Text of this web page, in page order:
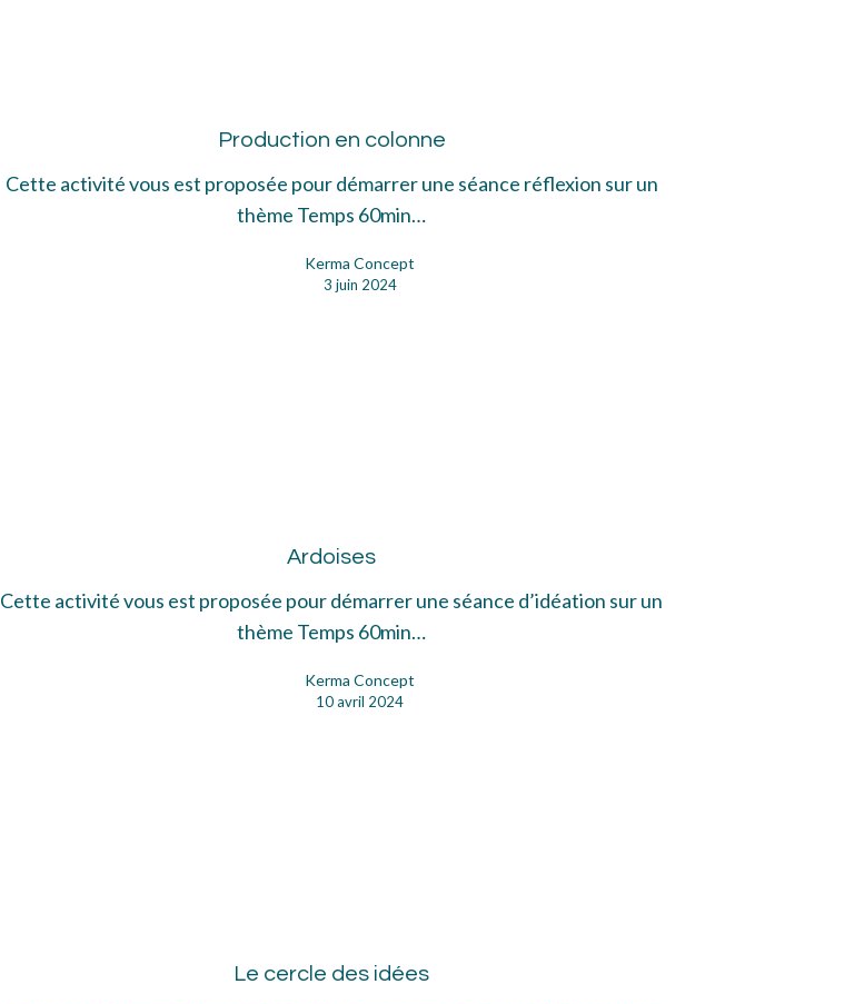
Production en colonne
Cette activité vous est proposée pour démarrer une séance réflexion sur un
thème Temps 60min…
Kerma Concept
3 juin 2024
Ardoises
Cette activité vous est proposée pour démarrer une séance d’idéation sur un
thème Temps 60min…
Kerma Concept
10 avril 2024
idées
Le cercle des idées